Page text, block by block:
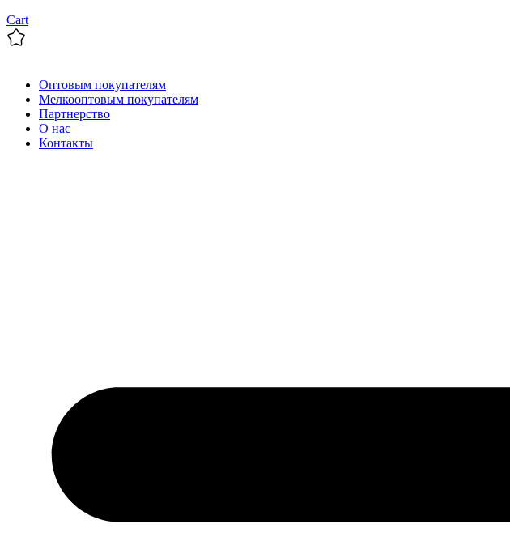
Cart
Оптовым покупателям
Мелкооптовым покупателям
Партнерство
О нас
Контакты